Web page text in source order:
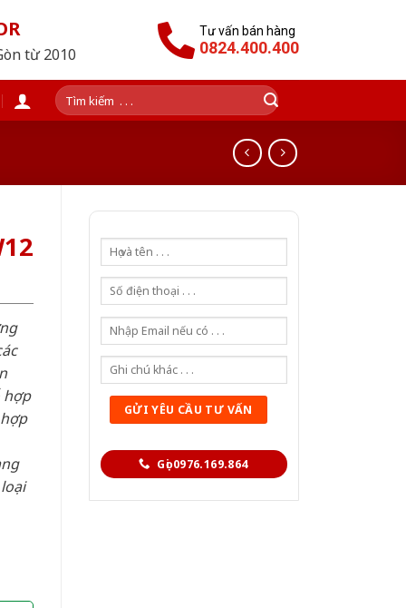
từ 2010
Tư vấn bán hàng
0824.400.400
Tìm
kiếm:
Gọi 0976.169.864
hợp